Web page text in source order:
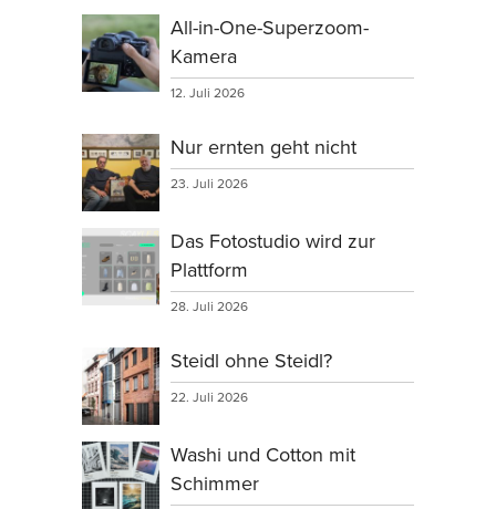
All-in-One-Superzoom-
Kamera
12. Juli 2026
Nur ernten geht nicht
23. Juli 2026
Das Fotostudio wird zur
Plattform
28. Juli 2026
Steidl ohne Steidl?
22. Juli 2026
Washi und Cotton mit
Schimmer